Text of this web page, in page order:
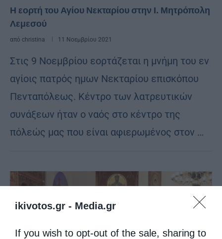
ikivotos.gr - Media.gr
If you wish to opt-out of the sale, sharing to
Η εορτή του Αγίου Νεκταρίου στην Ι. Μητρόπολη
Λεμεσού
από christina 11 Νοεμβρίου 2021
Στις 9 Νοεμβρίου εορτάζεται η μνήμη του εν
αγίοις πατρός ημων Νεκταρίου επισκόπου
Πενταπόλεως. Κέντρο των λατρευτικών
συνάξεων ήταν ο ναός στο κέντρο της
πόλεώς μας που είναι αφιερωμένος στον …